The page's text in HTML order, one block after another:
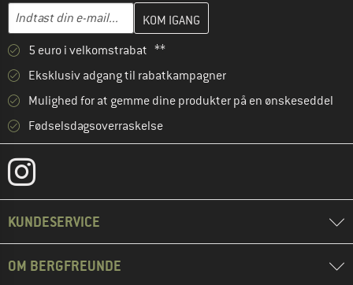
E-mail-adresse
Indtast din e-mailadresse her, og opret i næste trin din
5 euro i velkomstrabat **
Eksklusiv adgang til rabatkampagner
Mulighed for at gemme dine produkter på en ønskeseddel
Fødselsdagsoverraskelse
KUNDESERVICE
OM BERGFREUNDE